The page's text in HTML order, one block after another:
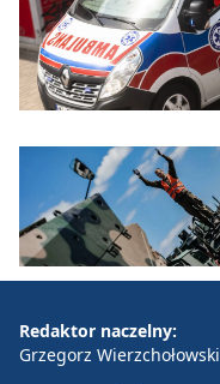
Redaktor naczelny:
Grzegorz Wierzchołowski